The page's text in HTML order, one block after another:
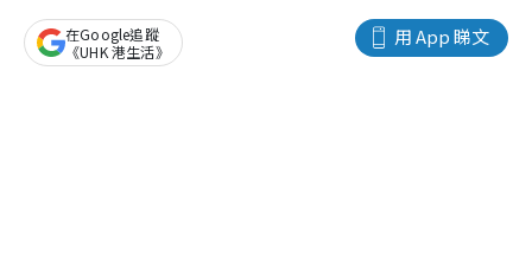
用 App 睇文
在Google追蹤
《UHK 港生活》